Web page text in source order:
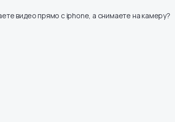
видео прямо с iphone, а снимаете на камеру?